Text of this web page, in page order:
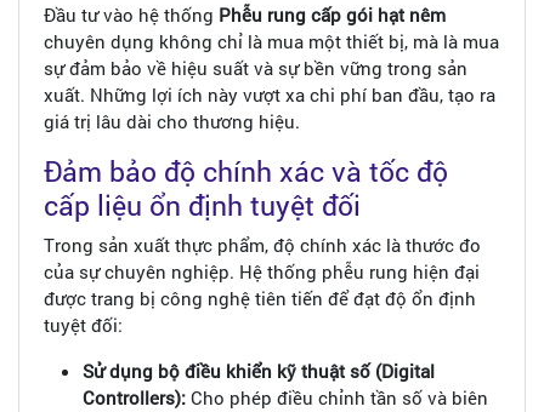
Đầu tư vào hệ thống Phễu rung cấp gói hạt nêm
chuyên dụng không chỉ là mua một thiết bị, mà là mua
sự đảm bảo về hiệu suất và sự bền vững trong sản
xuất. Những lợi ích này vượt xa chi phí ban đầu, tạo ra
giá trị lâu dài cho thương hiệu.
Đảm bảo độ chính xác và tốc độ
cấp liệu ổn định tuyệt đối
Trong sản xuất thực phẩm, độ chính xác là thước đo
của sự chuyên nghiệp. Hệ thống phễu rung hiện đại
được trang bị công nghệ tiên tiến để đạt độ ổn định
tuyệt đối:
Sử dụng bộ điều khiển kỹ thuật số (Digital
Controllers): Cho phép điều chỉnh tần số và biên